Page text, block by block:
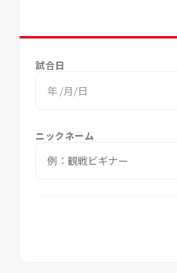
試合日
年 /月/日
ニックネーム